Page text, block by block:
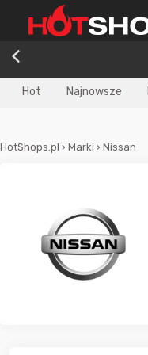
Hot Najnowsze
HotShops.pl › Marki › Nissan